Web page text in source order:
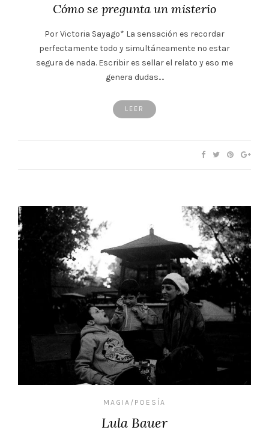
Cómo se pregunta un misterio
Por Victoria Sayago* La sensación es recordar
perfectamente todo y simultáneamente no estar
segura de nada. Escribir es sellar el relato y eso me
genera dudas.…
LEER
MAGIA/POESÍA
Lula Bauer